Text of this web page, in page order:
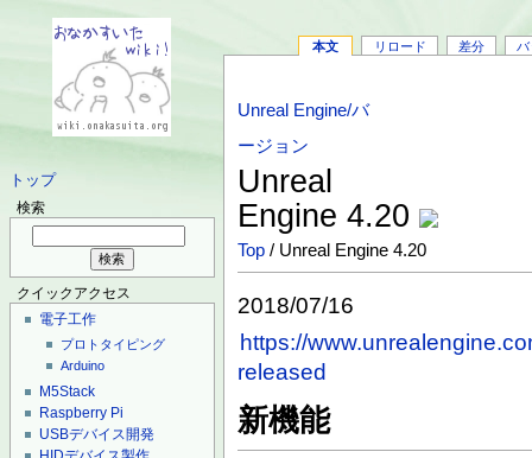
トップ
検索
クイックアクセス
電子工作
プロトタイピング
Arduino
M5Stack
Raspberry Pi
USBデバイス開発
本文 リロード 差分 バ
Unreal Engine/バ
ージョン
Unreal
Engine 4.20
Top / Unreal Engine 4.20
2018/07/16
https://
released
新機能